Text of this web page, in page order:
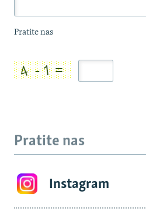
Pratite nas
Pratite nas
Instagram